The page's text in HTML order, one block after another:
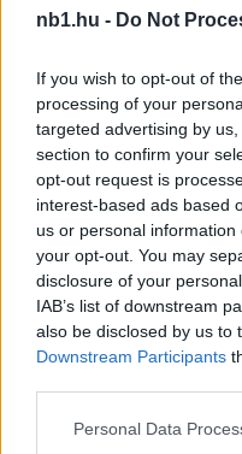
nb1.hu - Do Not
If you wish to opt-out of
processing of your
targeted advertising by
section to confirm your
opt-out request is
interest-based ads based
us or personal
your opt-out. You may
disclosure of your
IAB’s list of downstream
also be disclosed by us to
Downstream Participants
Please note that this
Personal Data
ha utolsó négy NB I-
Feljutókra jellemző
gyűjtögetni a
legtöbb,
Diósgyőrrel. Mit ad
két csapat ellen
döglesztően unalmas
újonc számára
részsiker, mint jogos
Támadójátékuk első
várható góljukra 23-
egy-két éberségre